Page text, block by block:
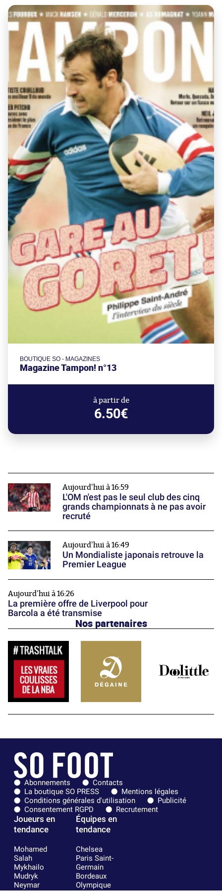
BOUTIQUE SO - MAGAZINES
Magazine Tampon! n°13
à partir de
6.50€
Aujourd'hui à 16:59
L'OM n'est pas le seul club des cinq
grands championnats à ne pas avoir
recruté
Aujourd'hui à 16:49
Un Mondialiste japonais retrouve la
Premier League
Aujourd'hui à 16:26
La première offre de Liverpool pour
Barcola a été transmise
Nos partenaires
Abonnements
Contacts
La boutique SO PRESS
Mentions légales
Conditions générales d'utilisation
Publicité
Consentement RGPD
Recrutement
Joueurs en
tendance
Mohamed
Salah
Mykhailo
Mudryk
Neymar
Équipes en
tendance
Chelsea
Paris Saint-
Germain
Bordeaux
Olympique